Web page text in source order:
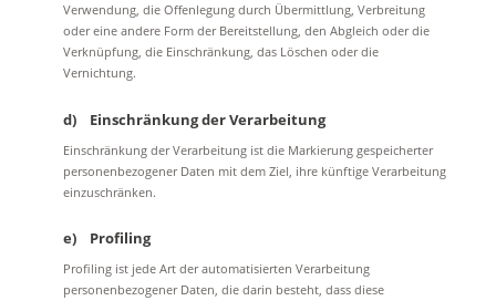
Verwendung, die Offenlegung durch Übermittlung, Verbreitung
oder eine andere Form der Bereitstellung, den Abgleich oder die
Verknüpfung, die Einschränkung, das Löschen oder die
Vernichtung.
d) Einschränkung der Verarbeitung
Einschränkung der Verarbeitung ist die Markierung gespeicherter
personenbezogener Daten mit dem Ziel, ihre künftige Verarbeitung
einzuschränken.
e) Profiling
Profiling ist jede Art der automatisierten Verarbeitung
personenbezogener Daten, die darin besteht, dass diese